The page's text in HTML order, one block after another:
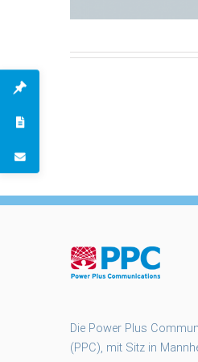
Die Power Plus
(PPC), mit Sitz in